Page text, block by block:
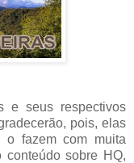
e seus respectivos
pois, elas
o fazem com muita
conteúdo sobre HQ,